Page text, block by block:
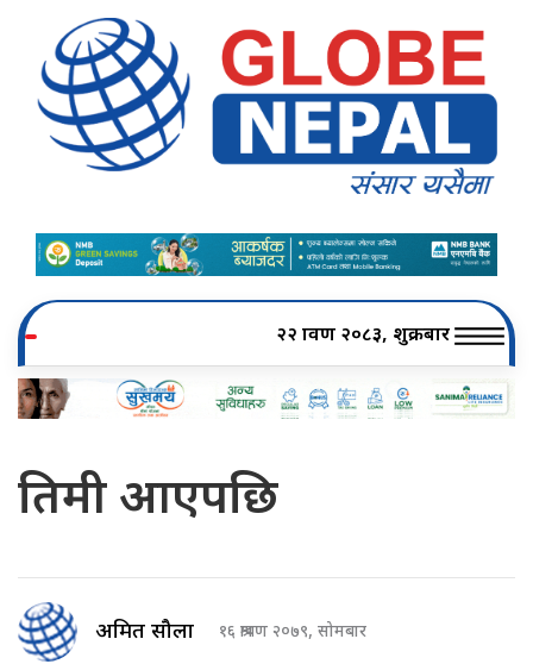
२२ श्रावण २०८३, शुक्रबार
तिमी आएपछि
अमित संग्रौला १६ श्रावण २०७९, सोमबार